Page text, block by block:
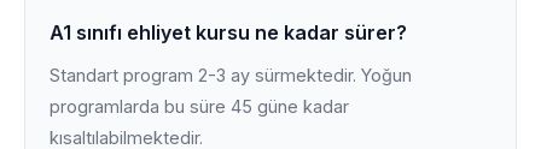
A1 sınıfı ehliyet kursu ne kadar sürer?
Standart program 2-3 ay sürmektedir. Yoğun
programlarda bu süre 45 güne kadar
kısaltılabilmektedir.